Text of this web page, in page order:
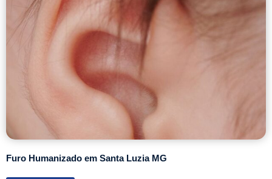
Furo Humanizado em Santa Luzia MG